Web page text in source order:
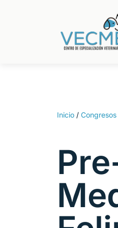
Inicio / Congresos